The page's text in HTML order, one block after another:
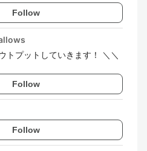
Follow
トプットしていきます！ ＼＼
Follow
Follow